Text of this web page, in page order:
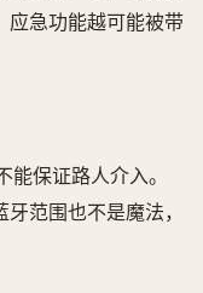
应急功能越可能被带
保证路人介入。
范围也不是魔法，